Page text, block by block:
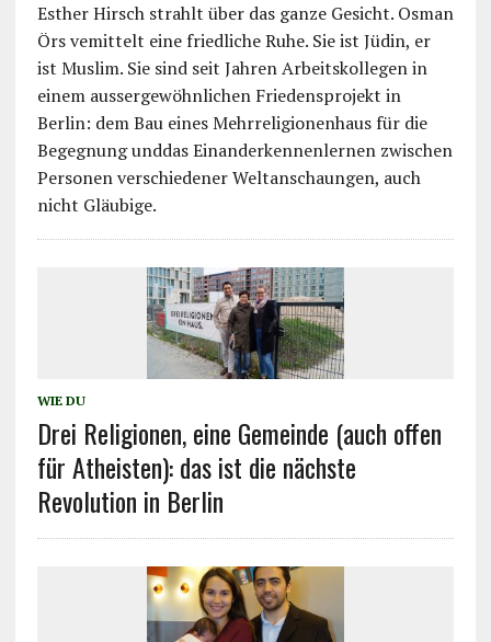
Esther Hirsch strahlt über das ganze Gesicht. Osman
Örs vemittelt eine friedliche Ruhe. Sie ist Jüdin, er
ist Muslim. Sie sind seit Jahren Arbeitskollegen in
einem aussergewöhnlichen Friedensprojekt in
Berlin: dem Bau eines Mehrreligionenhaus für die
Begegnung unddas Einanderkennenlernen zwischen
Personen verschiedener Weltanschaungen, auch
nicht Gläubige.
WIE DU
Drei Religionen, eine Gemeinde (auch offen
für Atheisten): das ist die nächste
Revolution in Berlin